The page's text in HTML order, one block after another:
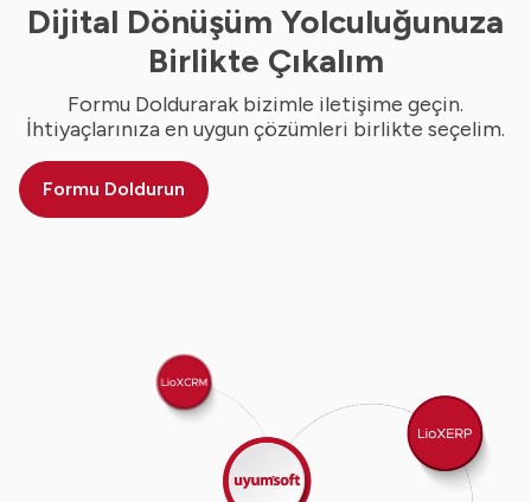
Dijital Dönüşüm Yolculuğunuza
Birlikte Çıkalım
Formu Doldurarak bizimle iletişime geçin.
İhtiyaçlarınıza en uygun çözümleri birlikte seçelim.
Formu Doldurun